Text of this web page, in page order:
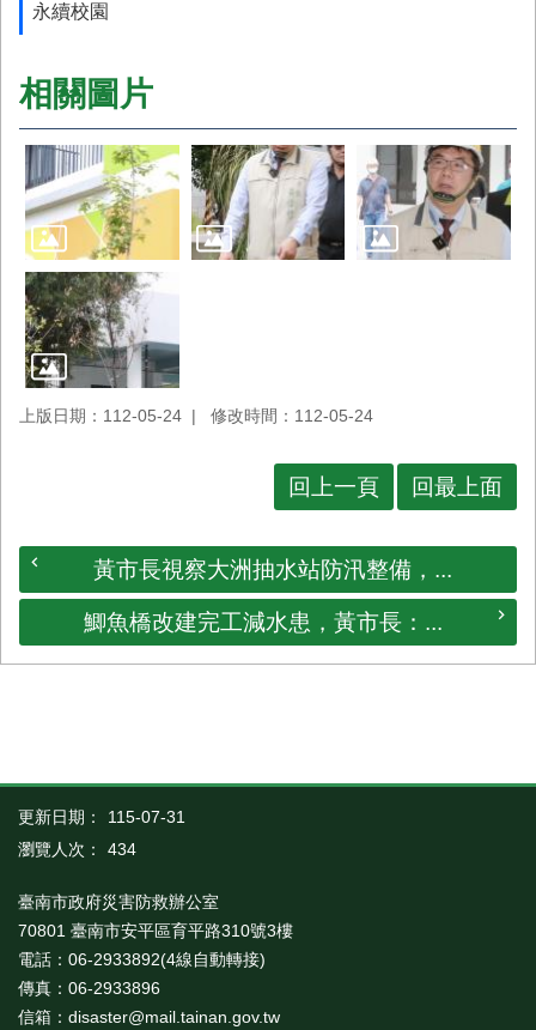
永續校園
相關圖片
上版日期：112-05-24 修改時間：112-05-24
回上一頁 回最上面
黃市長視察大洲抽水站防汛整備，...
鯽魚橋改建完工減水患，黃市長：...
更新日期：
115-07-31
瀏覽人次：
434
臺南市政府災害防救辦公室
70801 臺南市安平區育平路310號3樓
電話：06-2933892(4線自動轉接)
傳真：06-2933896
信箱：disaster@mail.tainan.gov.tw